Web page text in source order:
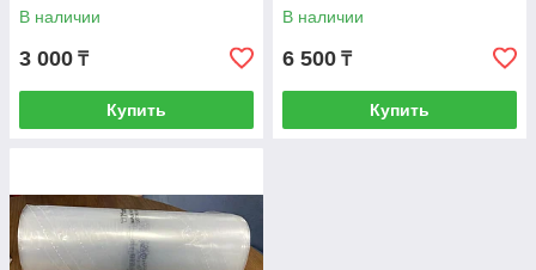
В наличии
3 000 ₸
Купить
В наличии
6 500 ₸
Купить